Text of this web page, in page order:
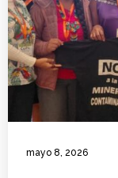
mayo 8, 2026